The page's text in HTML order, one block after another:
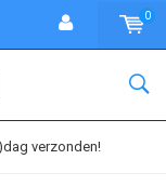
0
verzonden!